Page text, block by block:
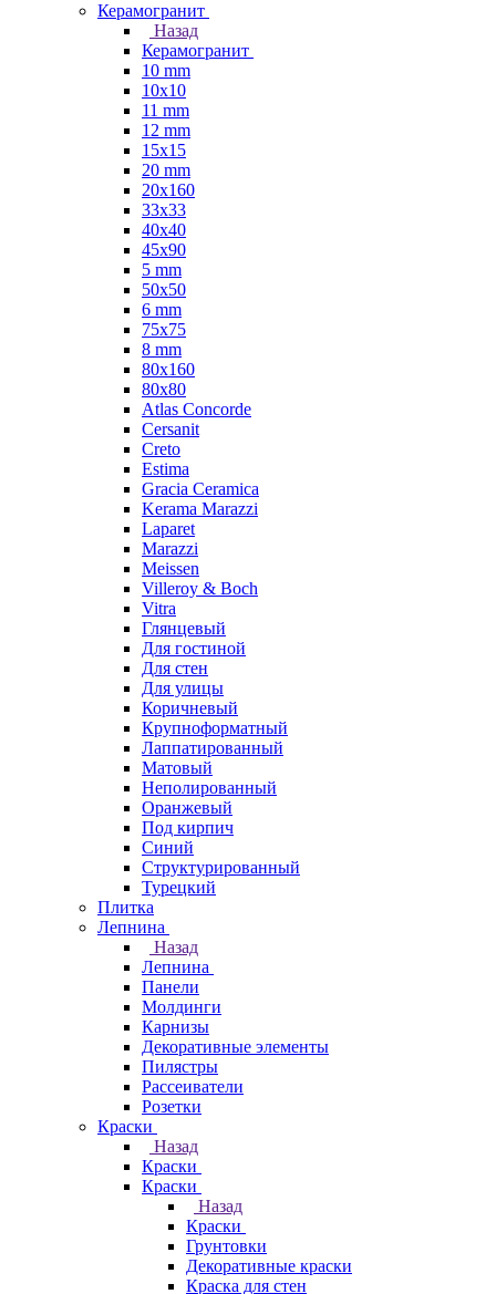
Керамогранит
Назад
Керамогранит
10 mm
10x10
11 mm
12 mm
15x15
20 mm
20х160
33x33
40х40
45x90
5 mm
50x50
6 mm
75х75
8 mm
80x160
80x80
Atlas Concorde
Cersanit
Creto
Estima
Gracia Ceramica
Kerama Marazzi
Laparet
Marazzi
Meissen
Villeroy & Boch
Vitra
Глянцевый
Для гостиной
Для стен
Для улицы
Коричневый
Крупноформатный
Лаппатированный
Матовый
Неполированный
Оранжевый
Под кирпич
Синий
Структурированный
Турецкий
Плитка
Лепнина
Назад
Лепнина
Панели
Молдинги
Карнизы
Декоративные элементы
Пилястры
Рассеиватели
Розетки
Краски
Назад
Краски
Краски
Назад
Краски
Грунтовки
Декоративные краски
Краска для стен